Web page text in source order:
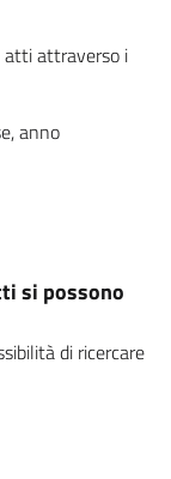
atti attraverso i
anno
si possono
di ricercare